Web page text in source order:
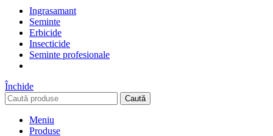
Ingrasamant
Seminte
Erbicide
Insecticide
Seminte profesionale
Închide
Caută
Meniu
Produse